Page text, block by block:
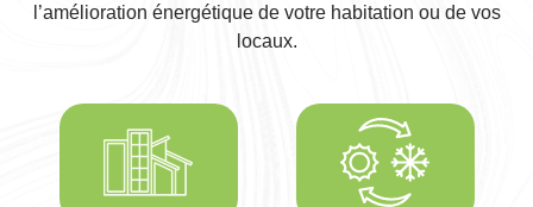
l’amélioration énergétique de votre habitation ou de vos
locaux.